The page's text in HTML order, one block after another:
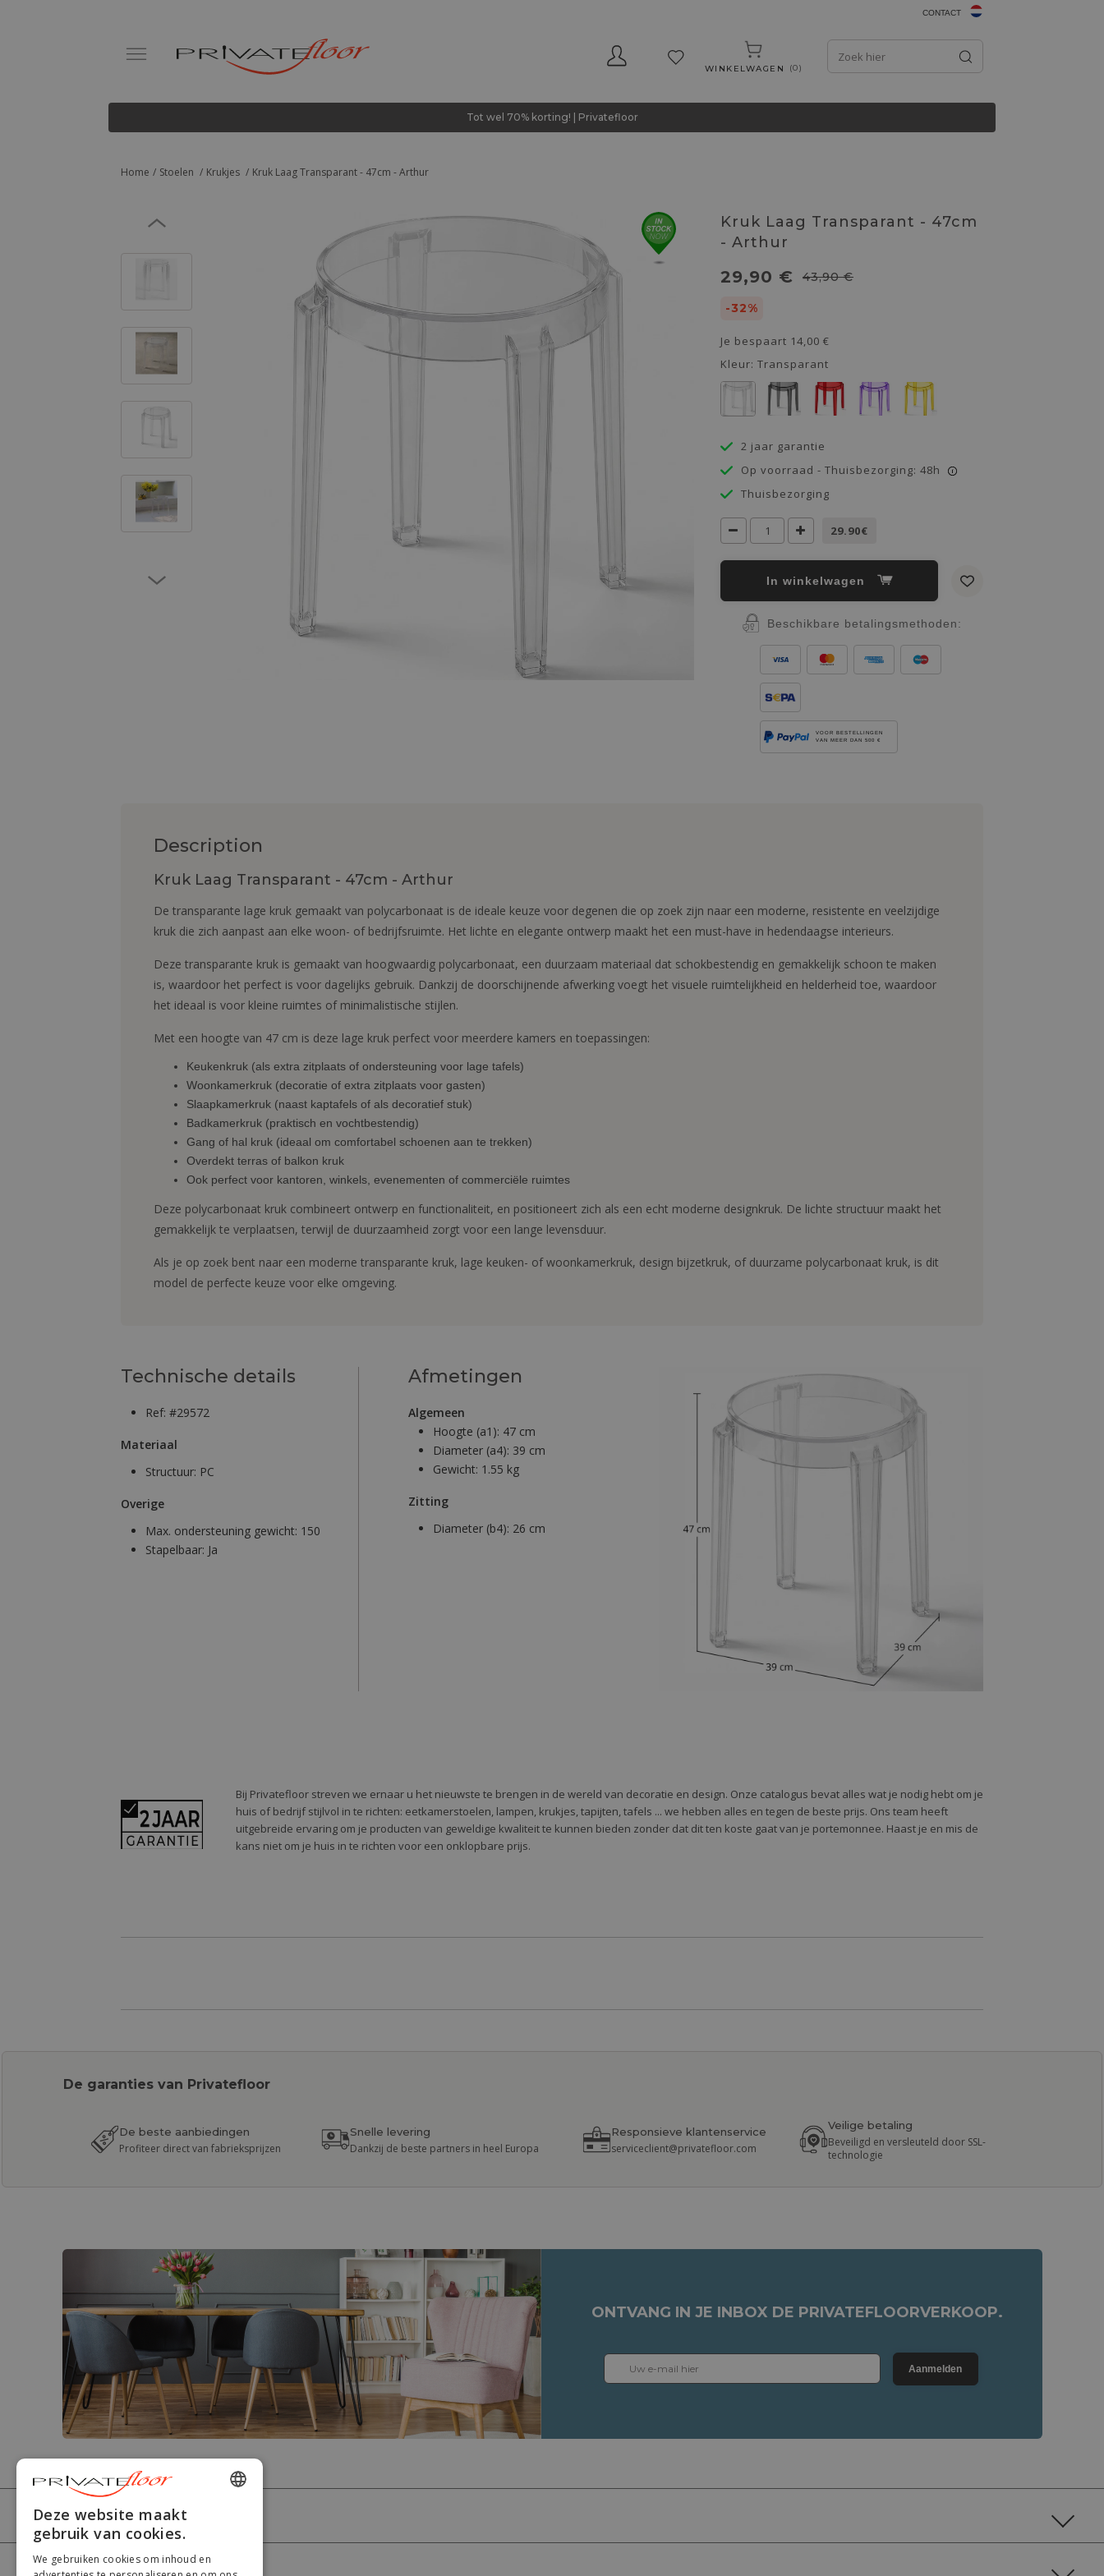
CONTACT
WINKELWAGEN 0
Tot wel 70% korting! | Privatefloor
Home Stoelen Krukjes Kruk Laag Transparant - 47cm - Arthur
Kruk Laag Transparant - 47cm
- Arthur
29,90 € 43,90 €
-32%
Je bespaart 14,00 €
Kleur: Transparant
2 jaar garantie
Op voorraad - Thuisbezorging: 48h
i
Thuisbezorging
29.90€
In winkelwagen
Beschikbare betalingsmethoden:
VOOR BESTELLINGEN
VAN MEER DAN 500 €
Description
Kruk Laag Transparant - 47cm - Arthur
De transparante lage kruk gemaakt van polycarbonaat is de ideale keuze voor degenen die op zoek zijn naar een moderne, resistente en veelzijdige
kruk die zich aanpast aan elke woon- of bedrijfsruimte. Het lichte en elegante ontwerp maakt het een must-have in hedendaagse interieurs.
Deze transparante kruk is gemaakt van hoogwaardig polycarbonaat, een duurzaam materiaal dat schokbestendig en gemakkelijk schoon te maken
is, waardoor het perfect is voor dagelijks gebruik. Dankzij de doorschijnende afwerking voegt het visuele ruimtelijkheid en helderheid toe, waardoor
het ideaal is voor kleine ruimtes of minimalistische stijlen.
Met een hoogte van 47 cm is deze lage kruk perfect voor meerdere kamers en toepassingen:
Keukenkruk (als extra zitplaats of ondersteuning voor lage tafels)
Woonkamerkruk (decoratie of extra zitplaats voor gasten)
Slaapkamerkruk (naast kaptafels of als decoratief stuk)
Badkamerkruk (praktisch en vochtbestendig)
Gang of hal kruk (ideaal om comfortabel schoenen aan te trekken)
Overdekt terras of balkon kruk
Ook perfect voor kantoren, winkels, evenementen of commerciële ruimtes
Deze polycarbonaat kruk combineert ontwerp en functionaliteit, en positioneert zich als een echt moderne designkruk. De lichte structuur maakt het
gemakkelijk te verplaatsen, terwijl de duurzaamheid zorgt voor een lange levensduur.
Als je op zoek bent naar een moderne transparante kruk, lage keuken- of woonkamerkruk, design bijzetkruk, of duurzame polycarbonaat kruk, is dit
model de perfecte keuze voor elke omgeving.
Technische details
Ref: #29572
Materiaal
Structuur: PC
Overige
Max. ondersteuning gewicht: 150
Stapelbaar: Ja
Afmetingen
Algemeen
Hoogte (a1): 47 cm
Diameter (a4): 39 cm
Gewicht: 1.55 kg
Zitting
Diameter (b4): 26 cm
Bij Privatefloor streven we ernaar u het nieuwste te brengen in de wereld van decoratie en design. Onze catalogus bevat alles wat je nodig hebt om je
huis of bedrijf stijlvol in te richten: eetkamerstoelen, lampen, krukjes, tapijten, tafels ... we hebben alles en tegen de beste prijs. Ons team heeft
uitgebreide ervaring om je producten van geweldige kwaliteit te kunnen bieden zonder dat dit ten koste gaat van je portemonnee. Haast je en mis de
kans niet om je huis in te richten voor een onklopbare prijs.
De garanties van Privatefloor
De beste aanbiedingen
Profiteer direct van fabrieksprijzen
Snelle levering
Dankzij de beste partners in heel Europa
Responsieve klantenservice
serviceclient@privatefloor.com
Veilige betaling
Beveiligd en versleuteld door SSL-
technologie
ONTVANG IN JE INBOX DE PRIVATEFLOORVERKOOP.
Aanmelden
PRIVATEFLOOR
HULP DUTCH
Deze website maakt
gebruik van cookies.
We gebruiken cookies om inhoud en